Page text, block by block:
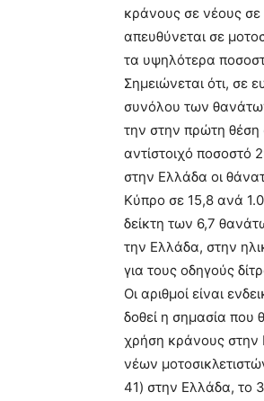
κράνους σε νέους σε
απευθύνεται σε
τα υψηλότερα
Σημειώνεται ότι, σε
συνόλου των
την στην πρώτη
αντίστοιχό ποσοστό
στην Ελλάδα οι
Κύπρο σε 15,8 ανά
δείκτη των 6,7
την Ελλάδα, στην
για τους οδηγούς
Οι αριθμοί είναι
δοθεί η σημασία που
χρήση κράνους στην
νέων
41) στην Ελλάδα, το